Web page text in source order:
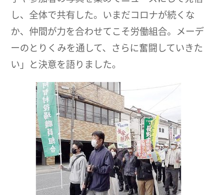
し、全体で共有した。いまだコロナが続くな
か、仲間が力を合わせてこそ労働組合。メーデ
ーのとりくみを通して、さらに奮闘していきた
い」と決意を語りました。